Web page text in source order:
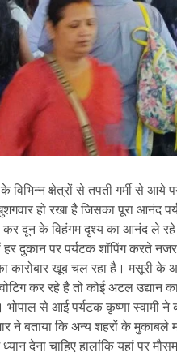
क्षेत्रों से तपती गर्मी से आये
हो रखा है जिसका पूरा आनंद
दून के विहंगम दृश्य का आनंद ले रहे
दुकान पर पर्यटक शॉपिंग करते
कारोबार खूब चल रहा है। मसूरी
कर रहे है तो कोई अटल उद्यान
से आई पर्यटक कृष्णा स्वामी
ने बताया कि अन्य शहरों के मुकाबले
देना चाहिए हालांकि यहां पर